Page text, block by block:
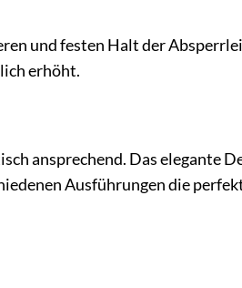
und festen Halt der
erhöht.
ansprechend. Das elegante
Ausführungen die